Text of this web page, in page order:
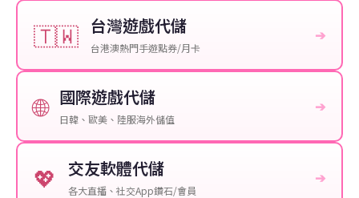
🇹🇼 台灣遊戲代儲
台港澳熱門手遊點券/月卡
➔
🌐 國際遊戲代儲
日韓、歐美、陸服海外儲值
➔
💖 交友軟體代儲
各大直播、社交App鑽石/會員
➔